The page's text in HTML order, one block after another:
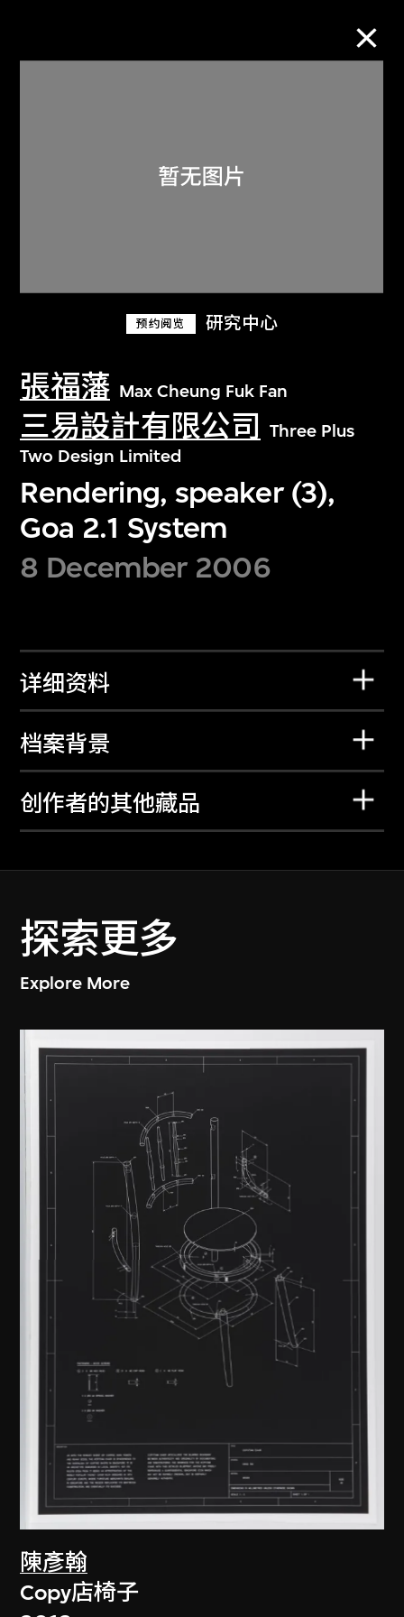
预约阅览 研究中心
張福藩 Max Cheung Fuk Fan
三易設計有限公司
Three Plus
Two Design Limited
Rendering, speaker (3),
Goa 2.1 System
8 December 2006
详细资料
档案背景
创作者的其他藏品
探索更多
Explore More
陳彥翰
Copy店椅子
关于M+藏品
探索世界顶级的二十及二十一世纪视觉
文化藏品。